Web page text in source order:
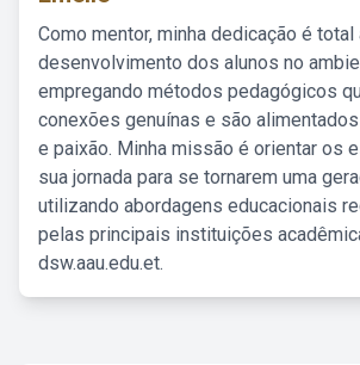
Como mentor, minha dedicação é total
desenvolvimento dos alunos no
empregando métodos pedagógicos
conexões genuínas e são
e paixão. Minha missão é orientar os
sua jornada para se tornarem uma
utilizando abordagens educacionais
pelas principais instituições
dsw.aau.edu.et.